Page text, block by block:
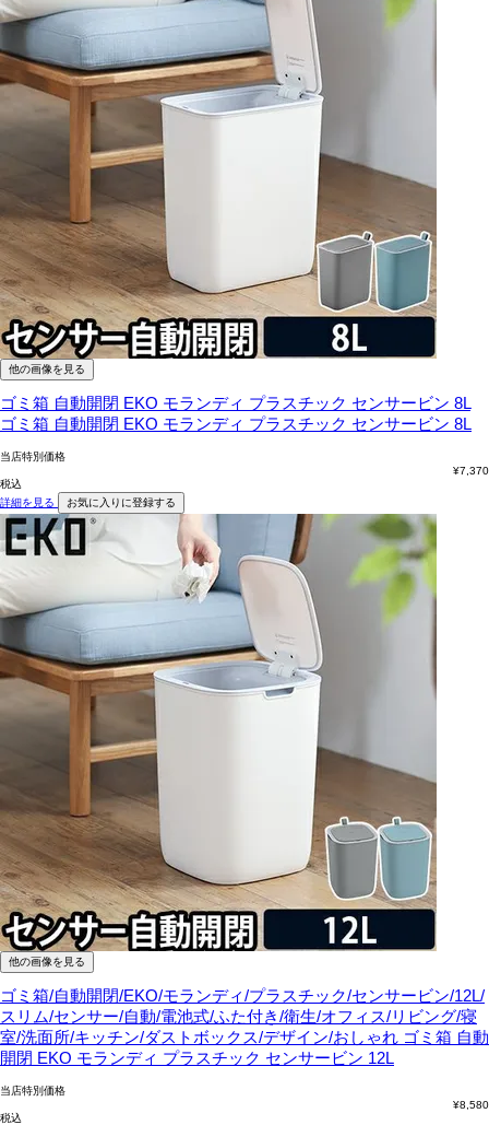
他の画像を見る
ゴミ箱 自動開閉 EKO モランディ プラスチック センサービン 8L
ゴミ箱 自動開閉 EKO モランディ プラスチック センサービン 8L
当店特別価格
¥7,370
税込
詳細を見る
お気に入りに登録する
他の画像を見る
ゴミ箱/自動開閉/EKO/モランディ/プラスチック/センサービン/12L/
スリム/センサー/自動/電池式/ふた付き/衛生/オフィス/リビング/寝
室/洗面所/キッチン/ダストボックス/デザイン/おしゃれ ゴミ箱 自動
開閉 EKO モランディ プラスチック センサービン 12L
当店特別価格
¥8,580
税込